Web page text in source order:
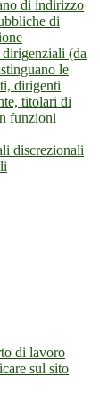
di indirizzo
di
(da
le
dirigenti
titolari di
funzioni
discrezionali
di lavoro
sul sito